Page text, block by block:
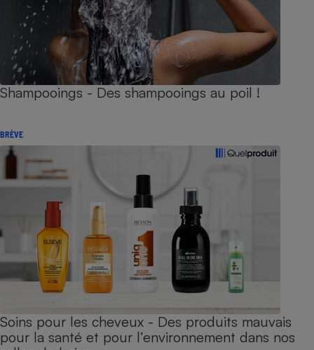
Shampooings - Des shampooings au poil !
BRÈVE
Soins pour les cheveux - Des produits mauvais
pour la santé et pour l’environnement dans nos